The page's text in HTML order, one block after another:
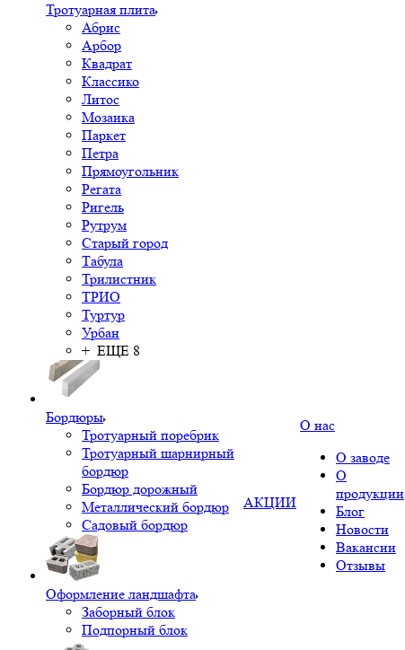
Тротуарная плита
Абрис
Арбор
Квадрат
Классико
Литос
Мозаика
Паркет
Петра
Прямоугольник
Регата
Ригель
Рутрум
Старый город
Табула
Трилистник
ТРИО
Туртур
Урбан
+ ЕЩЕ 8
Бордюры
Тротуарный поребрик
Тротуарный шарнирный
бордюр
Бордюр дорожный
Металлический бордюр
Садовый бордюр
Оформление ландшафта
Заборный блок
Подпорный блок
АКЦИИ
О нас
О заводе
О
продукции
Блог
Новости
Вакансии
Отзывы